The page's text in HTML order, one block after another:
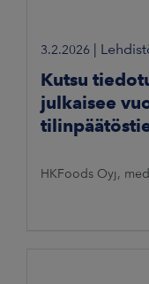
3.2.2026
Kutsu
julkaisee
HKFoods Oyj,